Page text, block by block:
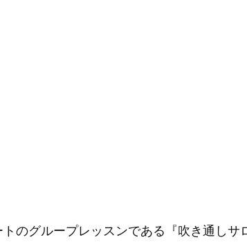
トのグループレッスンである『吹き通しサ